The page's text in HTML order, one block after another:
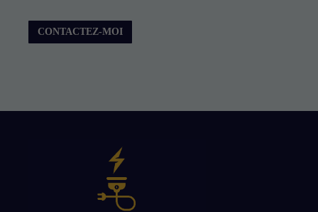
CONTACTEZ-MOI